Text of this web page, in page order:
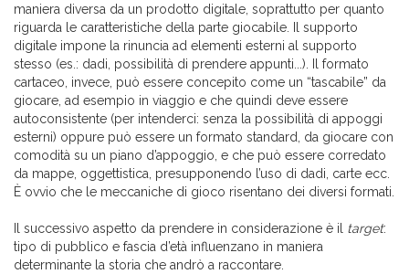
maniera diversa da un prodotto digitale, soprattutto per quanto
riguarda le caratteristiche della parte giocabile. Il supporto
digitale impone la rinuncia ad elementi esterni al supporto
stesso (es.: dadi, possibilità di prendere appunti...). Il formato
cartaceo, invece, può essere concepito come un “tascabile” da
giocare, ad esempio in viaggio e che quindi deve essere
autoconsistente (per intenderci: senza la possibilità di appoggi
esterni) oppure può essere un formato standard, da giocare con
comodità su un piano d’appoggio, e che può essere corredato
da mappe, oggettistica, presupponendo l’uso di dadi, carte ecc.
È ovvio che le meccaniche di gioco risentano dei diversi formati.
Il successivo aspetto da prendere in considerazione è il target:
tipo di pubblico e fascia d’età influenzano in maniera
determinante la storia che andrò a raccontare.